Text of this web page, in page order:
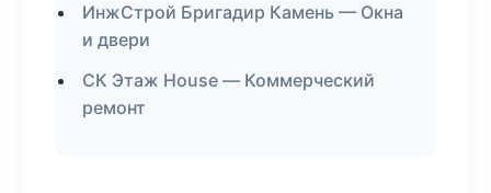
ИнжСтрой Бригадир Камень — Окна
и двери
СК Этаж House — Коммерческий
ремонт